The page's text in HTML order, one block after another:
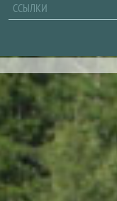
ССЫЛКИ